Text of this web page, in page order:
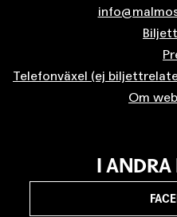
Telefonväxel (ej
Om
I ANDRA